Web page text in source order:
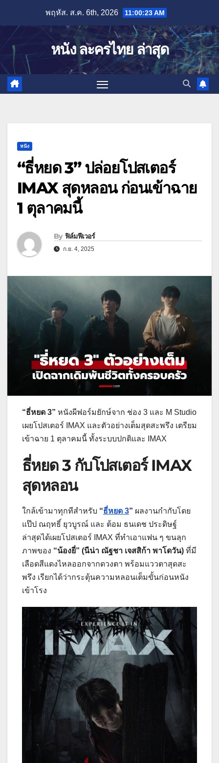
content
พฤหัส. ส.ค. 6th, 2026 11:00:24 AM
หนัง ละครไทย ล่าสุด
หนัง
“ธี่หยด 3” ปล่อยโปสเตอร์
IMAX สุดหลอน ก่อนเข้าฉาย
1 ตุลาคมนี้
By ฟิล์มฟีเวอร์
ก.ย. 4, 2025
“ธี่หยด 3” หนังผีฟอร์มยักษ์จาก ช่อง 3 และ M Studio
เผยโปสเตอร์ IMAX และตัวอย่างเต็มสุดสะพรึง เตรียม
เข้าฉาย 1 ตุลาคมนี้ ทั้งระบบปกติและ IMAX
ธี่หยด 3 กับโปสเตอร์ IMAX
สุดหลอน
ใกล้เข้ามาทุกทีสำหรับ “ธี่หยด 3” ผลงานกำกับโดย
แป๊ป ณฤทธิ์ ยุวบูรณ์ และ ต้อม ธนเดช ประดิษฐ์
ล่าสุดได้เผยโปสเตอร์ IMAX ที่ทำเอาแฟน ๆ ขนลุก
ภาพของ “น้องยี่” (นีน่า ณัฐชา เจสสิก้า พาโดวัน) ที่มี
เลือดสีแดงไหลออกจากดวงตา พร้อมแววตาสุดสะ
พรึง เรียกได้ว่ากระตุ้นความหลอนเต็มขั้นก่อนหนัง
เข้าโรง